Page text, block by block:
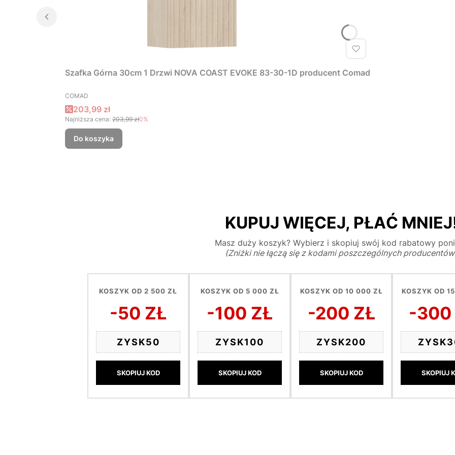
Szafka Górna 30cm 1 Drzwi NOVA COAST EVOKE 83-30-1D producent Comad
PRODUCENT
COMAD
Cena promocyjna
203,99 zł
Najniższa cena: 203,99 zł0%
Do koszyka
KUPUJ WIĘCEJ, PŁAĆ
Masz duży koszyk? Wybierz i skopiuj swój kod rabatowy
(Zniżki nie łączą się z kodami poszczególnych
KOSZYK OD 2 500 ZŁ
-50 ZŁ
ZYSK50
SKOPIUJ KOD
KOSZYK OD 5 000 ZŁ
-100 ZŁ
ZYSK100
SKOPIUJ KOD
KOSZYK OD 10 000 ZŁ
-200 ZŁ
ZYSK200
SKOPIUJ KOD
KOSZYK OD
-300
SKOPIUJ